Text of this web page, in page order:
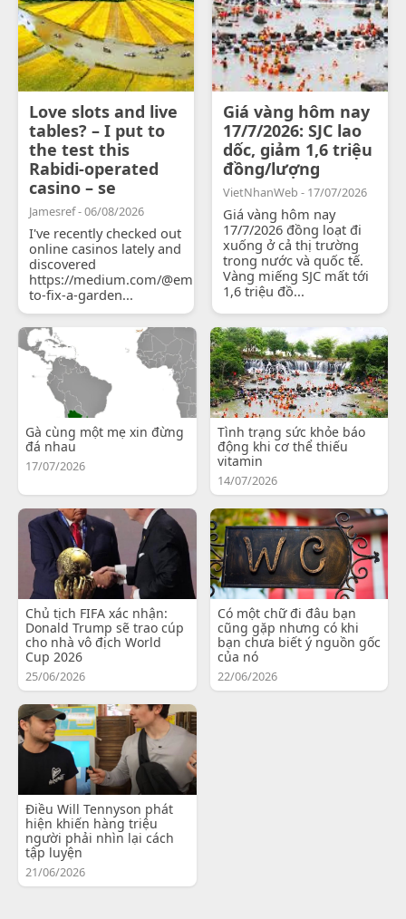
Love slots and live
tables? – I put to
the test this
Rabidi-operated
casino – se
Jamesref - 06/08/2026
I've recently checked out
online casinos lately and
discovered
https://medium.com/@emilyjohnsonready/how-
to-fix-a-garden...
Giá vàng hôm nay
17/7/2026: SJC lao
dốc, giảm 1,6 triệu
đồng/lượng
VietNhanWeb - 17/07/2026
Giá vàng hôm nay
17/7/2026 đồng loạt đi
xuống ở cả thị trường
trong nước và quốc tế.
Vàng miếng SJC mất tới
1,6 triệu đồ...
Gà cùng một mẹ xin đừng
đá nhau
17/07/2026
Tình trạng sức khỏe báo
động khi cơ thể thiếu
vitamin
14/07/2026
Chủ tịch FIFA xác nhận:
Donald Trump sẽ trao cúp
cho nhà vô địch World
Cup 2026
25/06/2026
Có một chữ đi đâu bạn
cũng gặp nhưng có khi
bạn chưa biết ý nguồn gốc
của nó
22/06/2026
Điều Will Tennyson phát
hiện khiến hàng triệu
người phải nhìn lại cách
tập luyện
21/06/2026